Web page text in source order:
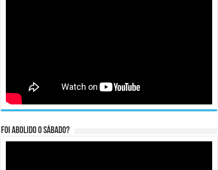
Foi abolido o sábado?